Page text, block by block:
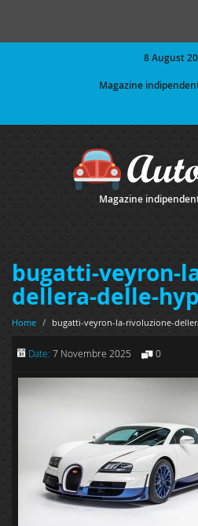
8 August
Magazine
Magazine
bugatti-veyron-
dellera-delle-
Home / bugatti-veyron-la-rivoluzione-
Date: 7 Novembre 2025 0